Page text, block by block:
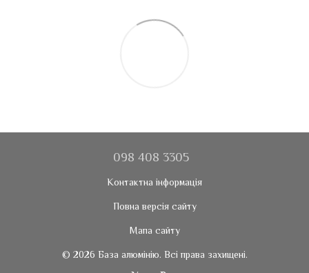
098 408 3305
Контактна інформація
Повна версія сайту
Мапа сайту
© 2026 База алюмінію. Всі права захищені.